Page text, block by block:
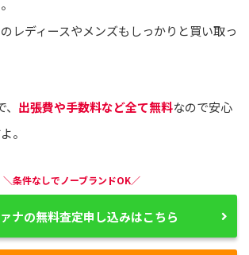
レディースやメンズもしっかりと買い取っ
出張費や手数料など全て無料なので安心
。
＼条件なしでノーブランドOK／
ナの無料査定申し込みはこちら